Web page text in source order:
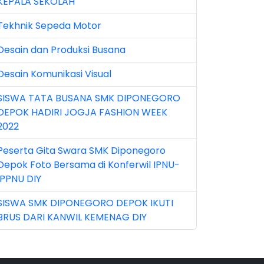
2026 (5)
2023 (8)
2024 (1)
2026 (3)
2026 (16)
2022 (101)
2023 (5)
2025 (15)
2024 (2)
Sepeda Motor
dan Produksi Busana
Komunikasi Visual
TATA BUSANA SMK DIPONEGORO
HADIRI JOGJA FASHION WEEK
Gita Swara SMK Diponegoro
Foto Bersama di Konferwil IPNU-
DIY
SMK DIPONEGORO DEPOK IKUTI
DARI KANWIL KEMENAG DIY